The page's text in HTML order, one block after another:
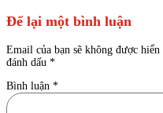
Để lại một bình luận
Email của bạn sẽ không được
đánh dấu *
Bình luận *